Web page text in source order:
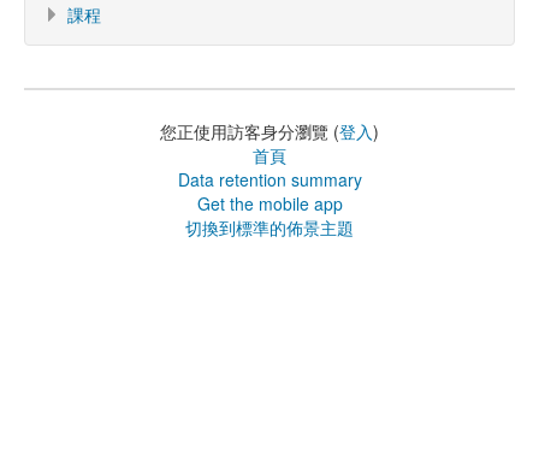
課程
您正使用訪客身分瀏覽 (登入)
首頁
Data retention summary
Get the mobile app
切換到標準的佈景主題